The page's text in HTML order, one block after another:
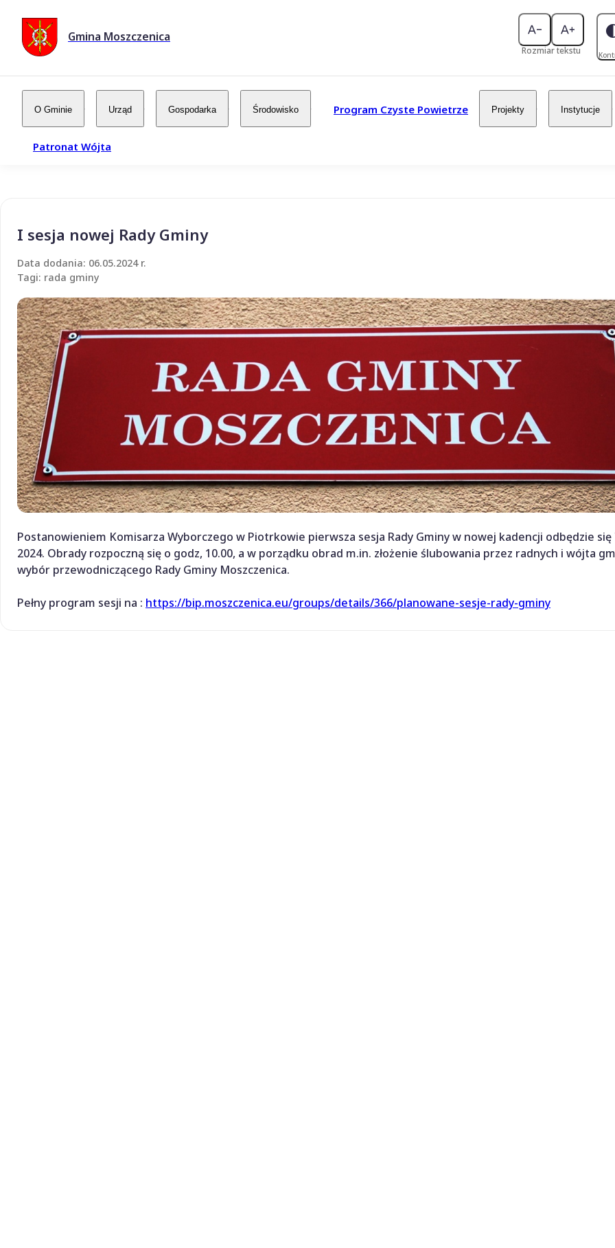
Gmina Moszczenica
Rozmiar tekstu
O Gminie Urząd Gospodarka Środowisko Program Czyste Powietrze Projekty Instytucje
Patronat Wójta
I sesja nowej Rady Gminy
Data dodania: 06.05.2024 r.
Tagi: rada gminy
Postanowieniem Komisarza Wyborczego w Piotrkowie pierwsza sesja Rady Gminy w nowej kadencji odbędzie się
2024. Obrady rozpoczną się o godz, 10.00, a w porządku obrad m.in. złożenie ślubowania przez radnych i wójta
wybór przewodniczącego Rady Gminy Moszczenica.
Pełny program sesji na : https://bip.moszczenica.eu/groups/details/366/planowane-sesje-rady-gminy